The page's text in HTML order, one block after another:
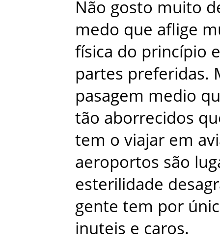
Não gosto muito
medo que aflige
física do princípio e
partes preferidas.
pasagem medio
tão aborrecidos
tem o viajar em
aeroportos são
esterilidade
gente tem por
inuteis e caros.